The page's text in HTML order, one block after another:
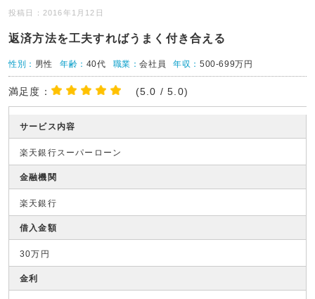
投稿日：2016年1月12日
返済方法を工夫すればうまく付き合える
性別： 男性 年齢： 40代 職業：会社員 年収：500-699万円
満足度： (5.0 / 5.0)
サービス内容
楽天銀行スーパーローン
金融機関
楽天銀行
借入金額
30万円
金利